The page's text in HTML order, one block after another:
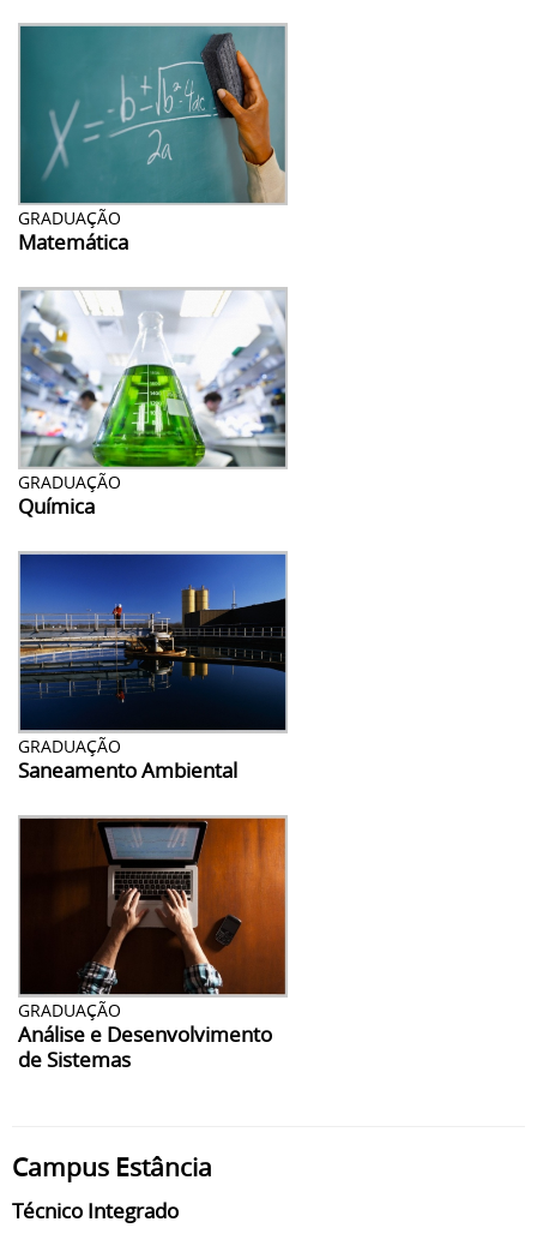
GRADUAÇÃO
Matemática
GRADUAÇÃO
Química
GRADUAÇÃO
Saneamento Ambiental
GRADUAÇÃO
Análise e Desenvolvimento
de Sistemas
Campus Estância
Técnico Integrado